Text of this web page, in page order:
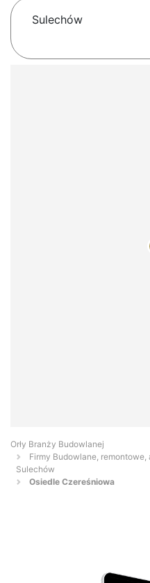
Sulechów
Orły Branży Budowlanej
Firmy Budowlane,
Sulechów
Osiedle Czereśniowa